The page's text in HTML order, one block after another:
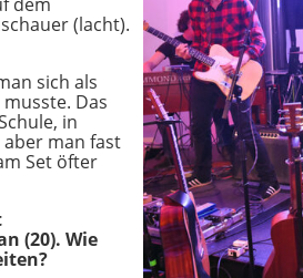
(lacht).
sich als
Das
in
man fast
Set öfter
(20). Wie